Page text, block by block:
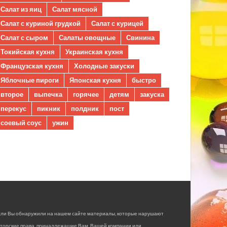
Салат из яиц
Салат мясной
Салат с куриной грудкой
Салат с курицей
Салат с сыром
Салаты овощные
Свинина
Токийская кухня
Украинская кухня
Французская кухня
Холодные закуски
Яблочные пироги
Японская кухня
быстро
второе
выпечка горячее детям
закуска
перекус
пикник полдник
пост
соевый соус
ужин
Вы обнаружили на нашем сайте материалы, которые нарушают
права, принадлежащие Вам, Вашей компании или